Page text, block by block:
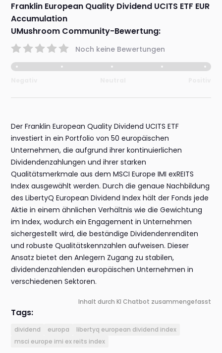
Franklin European Quality Dividend UCITS ETF EUR
Accumulation
UMushroom Community-Bewertung:
Noch keine Bewertungen
Der Franklin European Quality Dividend UCITS ETF
investiert in ein Portfolio von 50 europäischen
Unternehmen, die aufgrund ihrer kontinuierlichen
Dividendenzahlungen und ihrer starken
Qualitätsmerkmale aus dem MSCI Europe IMI exREITS
Index ausgewählt werden. Durch die genaue Nachbildung
des LibertyQ European Dividend Index hält der Fonds jede
Aktie in einem ähnlichen Verhältnis wie die Gewichtung
im Index, wodurch ein Engagement in Unternehmen
sichergestellt wird, die beständige Dividendenrenditen
und robuste Qualitätskennzahlen aufweisen. Dieser
Ansatz bietet den Anlegern Zugang zu stabilen,
dividendenzahlenden europäischen Unternehmen in
verschiedenen Sektoren.
Inhalt durch KI Chatbot zusammengefasst
Tags:
dividend europa
libertyq european dividend index
msci europe imi ex reits index